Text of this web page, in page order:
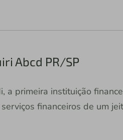
Abcd PR/SP
a primeira instituição
financeiros de um